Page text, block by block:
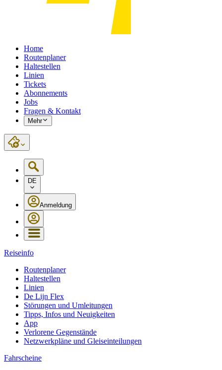
Home
Routenplaner
Haltestellen
Linien
Tickets
Abonnements
Jobs
Fragen & Kontakt
Mehr
DE
Anmeldung
Reiseinfo
Routenplaner
Haltestellen
Linien
De Lijn Flex
Störungen und Umleitungen
Tipps, Infos und Neuigkeiten
App
Verlorene Gegenstände
Netzwerkpläne und Gleiseinteilungen
Fahrscheine